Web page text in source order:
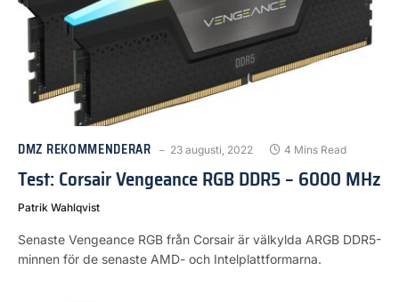
DMZ REKOMMENDERAR 23 augusti, 2022 4 Mins Read
Test: Corsair Vengeance RGB DDR5 – 6000 MHz
Patrik Wahlqvist
Senaste Vengeance RGB från Corsair är välkylda ARGB DDR5-
minnen för de senaste AMD- och Intelplattformarna.